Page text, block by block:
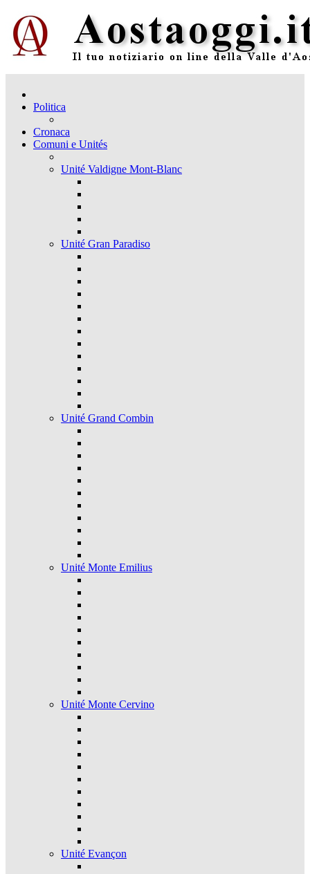
Politica
Cronaca
Comuni e Unités
Unité Valdigne Mont-Blanc
Unité Gran Paradiso
Unité Grand Combin
Unité Monte Emilius
Unité Monte Cervino
Unité Evançon